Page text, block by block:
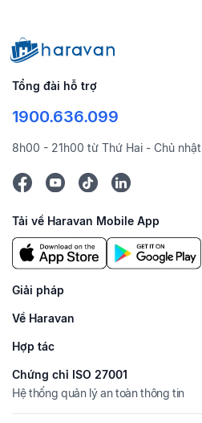
Tổng đài hỗ trợ
1900.636.099
8h00 - 21h00 từ Thứ Hai - Chủ nhật
Tải về Haravan Mobile App
Giải pháp
Về Haravan
Hợp tác
Chứng chỉ ISO 27001
Hệ thống quản lý an toàn thông tin